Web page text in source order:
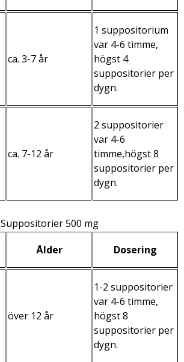
ca. 3-7 år
1 suppositorium
var 4-6 timme,
högst 4
suppositorier per
dygn.
ca. 7-12 år
2 suppositorier
var 4-6
timme,högst 8
suppositorier per
dygn.
Suppositorier 500 mg
Ålder Dosering
över 12 år
1-2 suppositorier
var 4-6 timme,
högst 8
suppositorier per
dygn.